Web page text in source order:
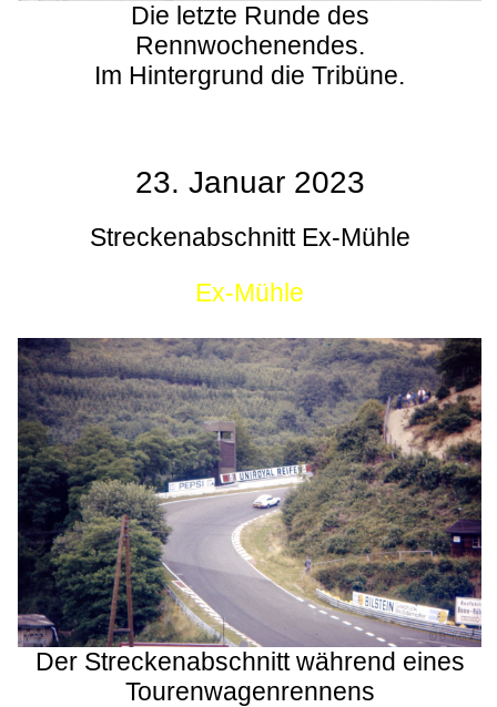
Die letzte Runde des
Rennwochenendes.
Im Hintergrund die Tribüne.
23. Januar 2023
Streckenabschnitt Ex-Mühle
Ex-Mühle
Der Streckenabschnitt während eines
Tourenwagenrennens